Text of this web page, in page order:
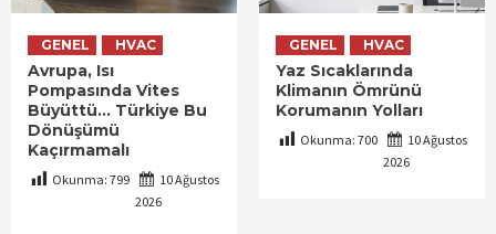
GENEL HVAC
Avrupa, Isı
Pompasında Vites
Büyüttü… Türkiye Bu
Dönüşümü
Kaçırmamalı
Okunma: 799
10 Ağustos
2026
GENEL HVAC
Yaz Sıcaklarında
Klimanın Ömrünü
Korumanın Yolları
Okunma: 700
10 Ağustos
2026